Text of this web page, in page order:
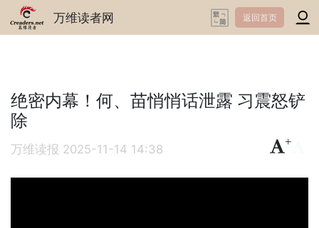
万维读者网 返回首页
绝密内幕！何、苗悄悄话泄露 习震怒铲
除
万维读报 2025-11-14 14:38
+